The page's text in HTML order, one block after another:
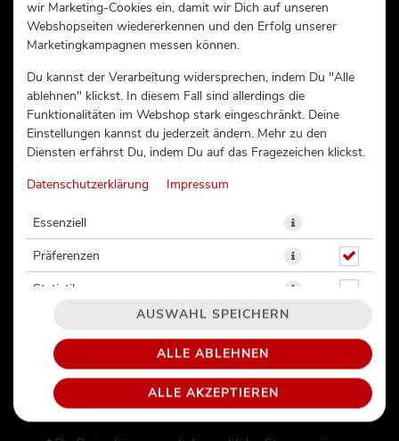
wir Marketing-Cookies ein, damit wir Dich auf unseren
Webshopseiten wiedererkennen und den Erfolg unserer
Marketingkampagnen messen können.
Du kannst der Verarbeitung widersprechen, indem Du "Alle
ablehnen" klickst. In diesem Fall sind allerdings die
Funktionalitäten im Webshop stark eingeschränkt. Deine
Einstellungen kannst du jederzeit ändern. Mehr zu den
Diensten erfährst Du, indem Du auf das Fragezeichen klickst.
Datenschutzerklärung Impressum
Essenziell
Präferenzen
Statistiken
AUSWAHL SPEICHERN
ALLE ABLEHNEN
ALLE AKZEPTIEREN
EBI CRUNCHY (47)
13,99 € *